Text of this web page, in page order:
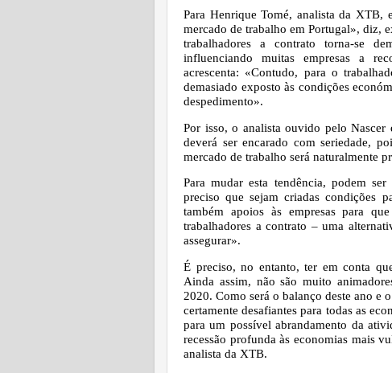
Para Henrique Tomé, analista da XTB,
mercado de trabalho em Portugal», diz,
trabalhadores a contrato torna-se
influenciando muitas empresas a
acrescenta: «Contudo, para o
demasiado exposto às condições
despedimento».
Por isso, o analista ouvido pelo
deverá ser encarado com seriedade,
mercado de trabalho será naturalmente
Para mudar esta tendência, podem
preciso que sejam criadas condições
também apoios às empresas para
trabalhadores a contrato – uma
assegurar».
É preciso, no entanto, ter em conta
Ainda assim, não são muito
2020. Como será o balanço deste ano e
certamente desafiantes para todas as
para um possível abrandamento da
recessão profunda às economias mais
analista da XTB.